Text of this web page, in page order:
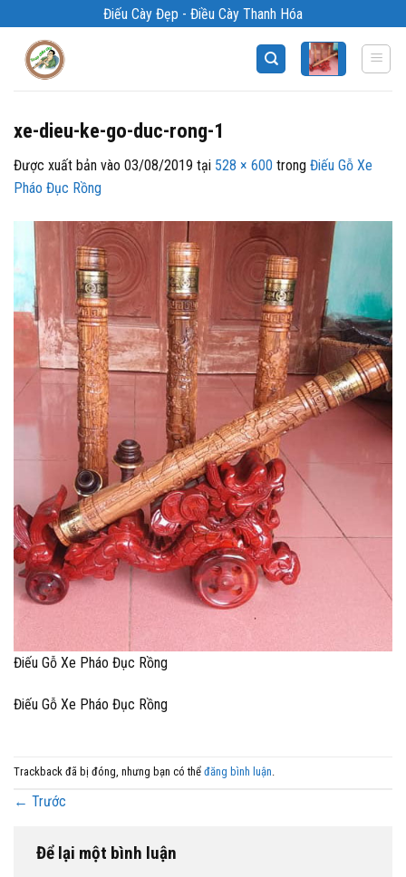
qua
Điếu Cày Đẹp - Điều Cày Thanh Hóa
xe-dieu-ke-go-duc-rong-1
Được xuất bản vào 03/08/2019 tại 528 × 600 trong Điếu Gỗ Xe
Pháo Đục Rồng
Điếu Gỗ Xe Pháo Đục Rồng
Điếu Gỗ Xe Pháo Đục Rồng
Trackback đã bị đóng, nhưng bạn có thể đăng bình luận.
← Trước
Để lại một bình luận